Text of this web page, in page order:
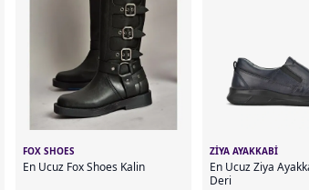
FOX SHOES
En Ucuz Fox Shoes Kalin
ZIYA AYAKKABI
En Ucuz Ziya
Deri